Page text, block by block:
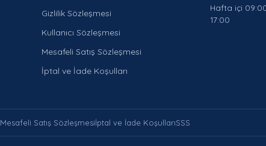
Gizlilik Sözleşmesi
Kullanıcı Sözleşmesi
Mesafeli Satış Sözleşmesi
İptal ve İade Koşulları
Hafta içi
17:00
Mesafeli Satış Sözleşmesiİptal ve İade KoşullarıSSS